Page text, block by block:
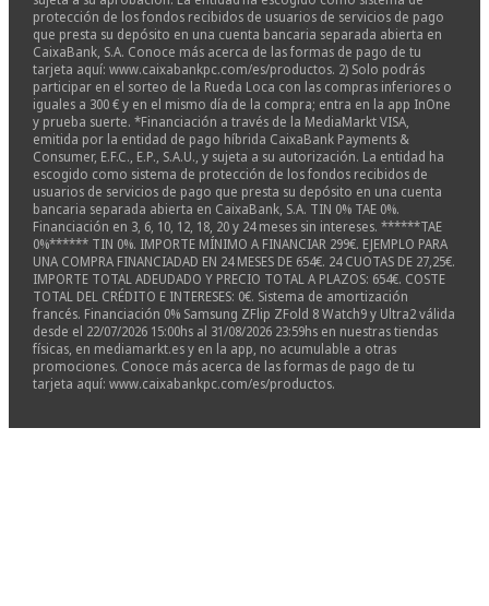
protección de los fondos recibidos de usuarios de servicios de pago
que presta su depósito en una cuenta bancaria separada abierta en
CaixaBank, S.A. Conoce más acerca de las formas de pago de tu
tarjeta aquí: www.caixabankpc.com/es/productos. 2) Solo podrás
participar en el sorteo de la Rueda Loca con las compras inferiores o
iguales a 300 € y en el mismo día de la compra; entra en la app InOne
y prueba suerte. *Financiación a través de la MediaMarkt VISA,
emitida por la entidad de pago híbrida CaixaBank Payments &
Consumer, E.F.C., E.P., S.A.U., y sujeta a su autorización. La entidad ha
escogido como sistema de protección de los fondos recibidos de
usuarios de servicios de pago que presta su depósito en una cuenta
bancaria separada abierta en CaixaBank, S.A. TIN 0% TAE 0%.
Financiación en 3, 6, 10, 12, 18, 20 y 24 meses sin intereses. ******TAE
0%****** TIN 0%. IMPORTE MÍNIMO A FINANCIAR 299€. EJEMPLO PARA
UNA COMPRA FINANCIADAD EN 24 MESES DE 654€. 24 CUOTAS DE 27,25€.
IMPORTE TOTAL ADEUDADO Y PRECIO TOTAL A PLAZOS: 654€. COSTE
TOTAL DEL CRÉDITO E INTERESES: 0€. Sistema de amortización
francés. Financiación 0% Samsung ZFlip ZFold 8 Watch9 y Ultra2 válida
desde el 22/07/2026 15:00hs al 31/08/2026 23:59hs en nuestras tiendas
físicas, en mediamarkt.es y en la app, no acumulable a otras
promociones. Conoce más acerca de las formas de pago de tu
tarjeta aquí: www.caixabankpc.com/es/productos.